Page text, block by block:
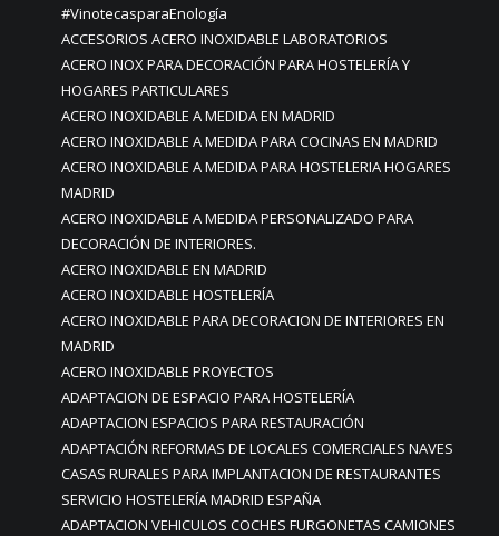
#VinotecasparaEnología
ACCESORIOS ACERO INOXIDABLE LABORATORIOS
ACERO INOX PARA DECORACIÓN PARA HOSTELERÍA Y
HOGARES PARTICULARES
ACERO INOXIDABLE A MEDIDA EN MADRID
ACERO INOXIDABLE A MEDIDA PARA COCINAS EN MADRID
ACERO INOXIDABLE A MEDIDA PARA HOSTELERIA HOGARES
MADRID
ACERO INOXIDABLE A MEDIDA PERSONALIZADO PARA
DECORACIÓN DE INTERIORES.
ACERO INOXIDABLE EN MADRID
ACERO INOXIDABLE HOSTELERÍA
ACERO INOXIDABLE PARA DECORACION DE INTERIORES EN
MADRID
ACERO INOXIDABLE PROYECTOS
ADAPTACION DE ESPACIO PARA HOSTELERÍA
ADAPTACION ESPACIOS PARA RESTAURACIÓN
ADAPTACIÓN REFORMAS DE LOCALES COMERCIALES NAVES
CASAS RURALES PARA IMPLANTACION DE RESTAURANTES
SERVICIO HOSTELERÍA MADRID ESPAÑA
ADAPTACION VEHICULOS COCHES FURGONETAS CAMIONES